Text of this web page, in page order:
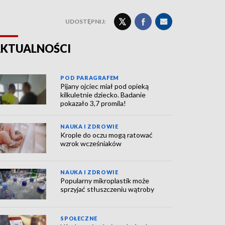
UDOSTĘPNIJ:
POD PARAGRAFEM
Pijany ojciec miał pod opieką
kilkuletnie dziecko. Badanie
pokazało 3,7 promila!
NAUKA I ZDROWIE
Krople do oczu mogą ratować
wzrok wcześniaków
NAUKA I ZDROWIE
Popularny mikroplastik może
sprzyjać stłuszczeniu wątroby
SPOŁECZNE